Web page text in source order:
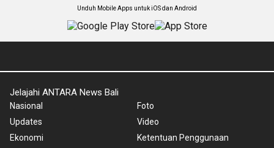
Unduh Mobile Apps untuk iOS dan Android
Jelajahi ANTARA News Bali
Nasional
Updates
Ekonomi
Foto
Video
Ketentuan Penggunaan